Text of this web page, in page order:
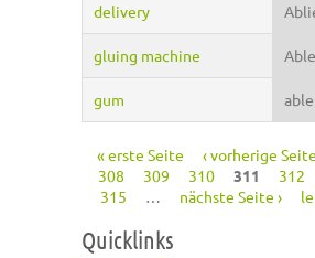
delivery
gluing machine
gum
Seiten
« erste Seite ‹ vorherige Seite
308
309 310 311 312
315
… nächste Seite ›
Quicklinks